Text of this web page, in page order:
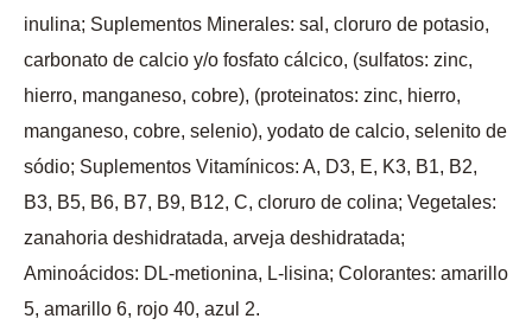
inulina; Suplementos Minerales: sal, cloruro de potasio,
carbonato de calcio y/o fosfato cálcico, (sulfatos: zinc,
hierro, manganeso, cobre), (proteinatos: zinc, hierro,
manganeso, cobre, selenio), yodato de calcio, selenito de
sódio; Suplementos Vitamínicos: A, D3, E, K3, B1, B2,
B3, B5, B6, B7, B9, B12, C, cloruro de colina; Vegetales:
zanahoria deshidratada, arveja deshidratada;
Aminoácidos: DL-metionina, L-lisina; Colorantes: amarillo
5, amarillo 6, rojo 40, azul 2.